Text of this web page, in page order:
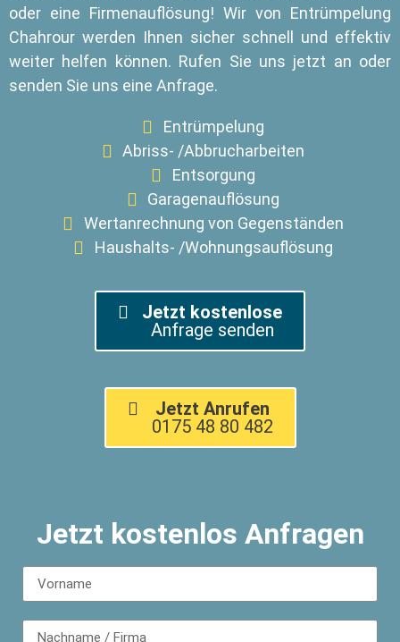
oder eine Firmenauflösung! Wir von Entrümpelung
Chahrour werden Ihnen sicher schnell und effektiv
weiter helfen können. Rufen Sie uns jetzt an oder
senden Sie uns eine Anfrage.
Entrümpelung
Abriss- /Abbrucharbeiten
Entsorgung
Garagenauflösung
Wertanrechnung von Gegenständen
Haushalts- /Wohnungsauflösung
Jetzt kostenlose
Anfrage senden
Jetzt Anrufen
0175 48 80 482
Jetzt kostenlos Anfragen